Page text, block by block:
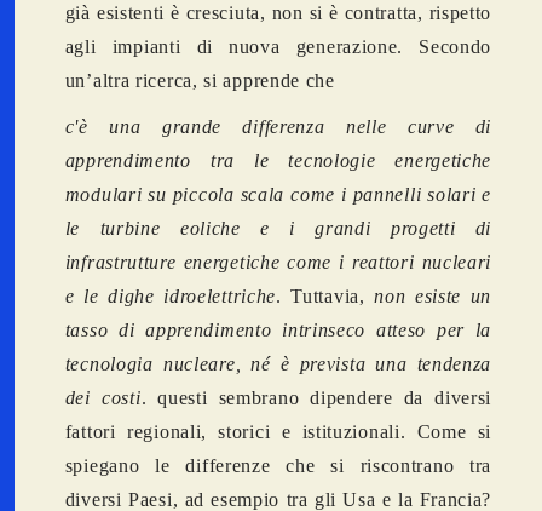
già esistenti è cresciuta, non si è contratta, rispetto
agli impianti di nuova generazione. Secondo
un’altra ricerca, si apprende che
c'è una grande differenza nelle curve di
apprendimento tra le tecnologie energetiche
modulari su piccola scala come i pannelli solari e
le turbine eoliche e i grandi progetti di
infrastrutture energetiche come i reattori nucleari
e le dighe idroelettriche. Tuttavia,non esiste un
tasso di apprendimento intrinseco atteso per la
tecnologia nucleare, né è prevista una tendenza
dei costi. questi sembrano dipendere da diversi
fattori regionali, storici e istituzionali. Come si
spiegano le differenze che si riscontrano tra
diversi Paesi, ad esempio tra gli Usa e la Francia?